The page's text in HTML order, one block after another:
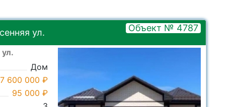
ул. Объект № 4787
Дом
7 600 000 ₽
95 000 ₽